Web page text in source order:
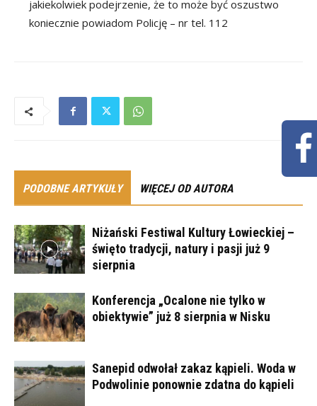
jakiekolwiek podejrzenie, że to może być oszustwo
koniecznie powiadom Policję – nr tel. 112
PODOBNE ARTYKUŁY WIĘCEJ OD AUTORA
Niżański Festiwal Kultury Łowieckiej –
święto tradycji, natury i pasji już 9
sierpnia
Konferencja „Ocalone nie tylko w
obiektywie” już 8 sierpnia w Nisku
Sanepid odwołał zakaz kąpieli. Woda w
Podwolinie ponownie zdatna do kąpieli